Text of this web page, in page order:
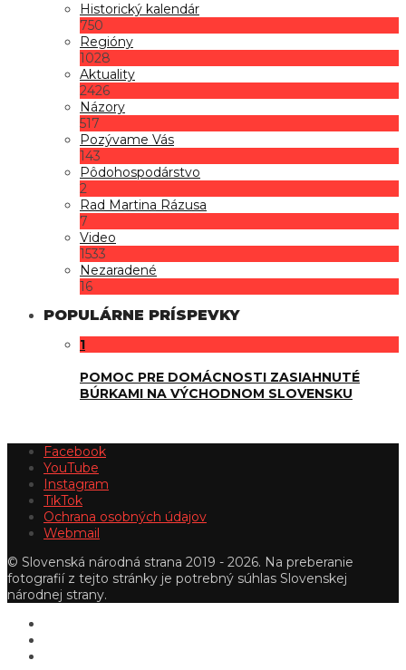
Historický kalendár
750
Regióny
1028
Aktuality
2426
Názory
517
Pozývame Vás
143
Pôdohospodárstvo
2
Rad Martina Rázusa
7
Video
1533
Nezaradené
16
POPULÁRNE PRÍSPEVKY
1
POMOC PRE DOMÁCNOSTI ZASIAHNUTÉ
BÚRKAMI NA VÝCHODNOM SLOVENSKU
Facebook
YouTube
Instagram
TikTok
Ochrana osobných údajov
Webmail
© Slovenská národná strana 2019 - 2026. Na preberanie
fotografií z tejto stránky je potrebný súhlas Slovenskej
národnej strany.